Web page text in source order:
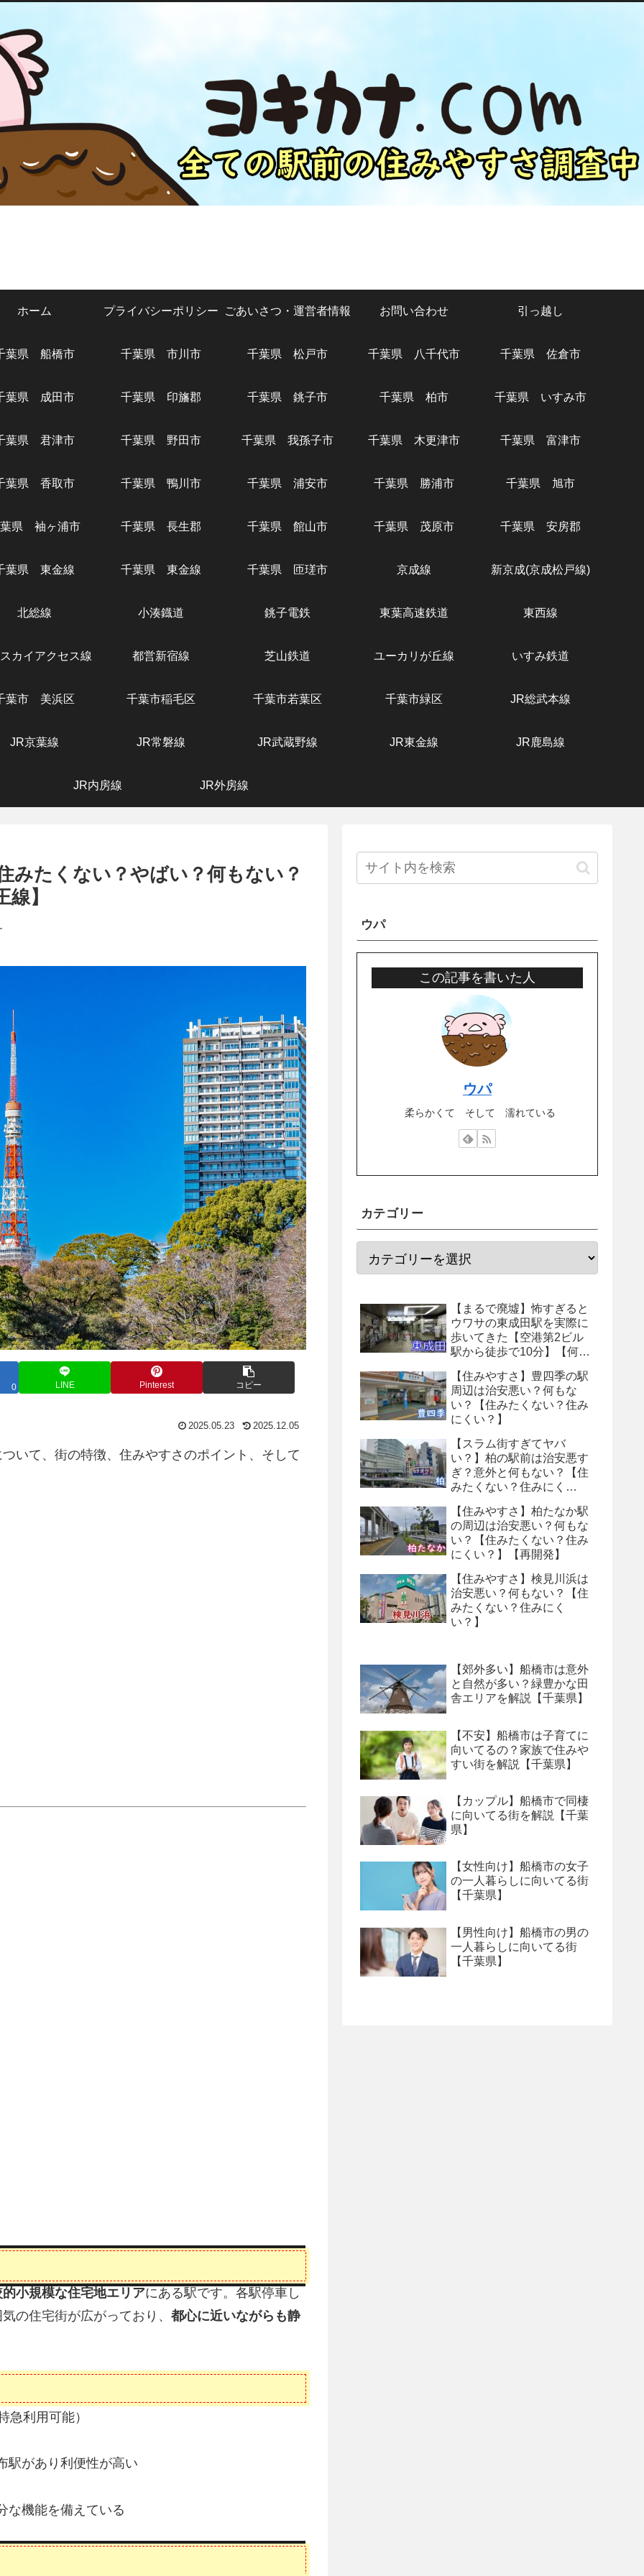
ホーム プライバシーポリシー ごあいさつ・運営者情報 お問い合わせ 引っ越し
葉県 船橋市 千葉県 市川市 千葉県 松戸市 千葉県 八千代市 千葉県 佐倉市
葉県 成田市 千葉県 印旛郡 千葉県 銚子市 千葉県 柏市 千葉県 いすみ市
葉県 君津市 千葉県 野田市 千葉県 我孫子市 千葉県 木更津市 千葉県 富津市
葉県 香取市 千葉県 鴨川市 千葉県 浦安市 千葉県 勝浦市 千葉県 旭市
県 袖ヶ浦市 千葉県 長生郡 千葉県 館山市 千葉県 茂原市 千葉県 安房郡
葉県 東金線 千葉県 東金線 千葉県 匝瑳市 京成線 新京成(京成松戸線)
北総線 小湊鐡道 銚子電鉄 東葉高速鉄道 東西線
カイアクセス線 都営新宿線 芝山鉄道 ユーカリが丘線 いすみ鉄道
葉市 美浜区 千葉市稲毛区 千葉市若葉区 千葉市緑区 JR総武本線
JR京葉線 JR常磐線 JR武蔵野線 JR東金線 JR鹿島線
JR内房線 JR外房線
みたくない？やばい？何もない？
】
0 LINE Pinterest コピー
2025.05.23 2025.12.05
いて、街の特徴、住みやすさのポイント、そして
的小規模な住宅地エリアにある駅です。各駅停車し
の住宅街が広がっており、 都心に近いながらも静
急利用可能）
駅があり利便性が高い
な機能を備えている
ウパ
この記事を書いた人
ウパ
柔らかくて そして 濡れている
カテゴリー
【まるで廃墟】怖すぎると
ウワサの東成田駅を実際に
歩いてきた【空港第2ビル
駅から徒歩で10分】【何も
出口】
【住みやすさ】豊四季の駅
周辺は治安悪い？何もな
い？【住みたくない？住み
にくい？】
【スラム街すぎてヤバ
い？】柏の駅前は治安悪す
ぎ？意外と何もない？【住
みたくない？住みにく
【住みやすさ】柏たなか駅
の周辺は治安悪い？何もな
い？【住みたくない？住み
にくい？】【再開発】
【住みやすさ】検見川浜は
治安悪い？何もない？【住
みたくない？住みにく
い？】
【郊外多い】船橋市は意外
と自然が多い？緑豊かな田
舎エリアを解説【千葉県】
【不安】船橋市は子育てに
向いてるの？家族で住みや
すい街を解説【千葉県】
【カップル】船橋市で同棲
に向いてる街を解説【千葉
県】
【女性向け】船橋市の女子
の一人暮らしに向いてる街
【千葉県】
【男性向け】船橋市の男の
一人暮らしに向いてる街
【千葉県】